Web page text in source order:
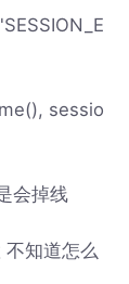
sessio
会掉线
知道怎么